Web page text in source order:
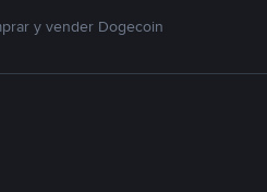
y vender Dogecoin